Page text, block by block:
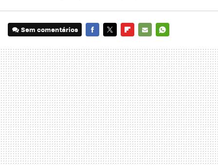
Sem comentários
MAIL